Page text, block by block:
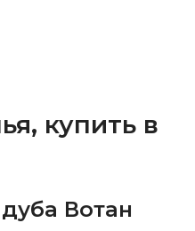
купить в
Вотан